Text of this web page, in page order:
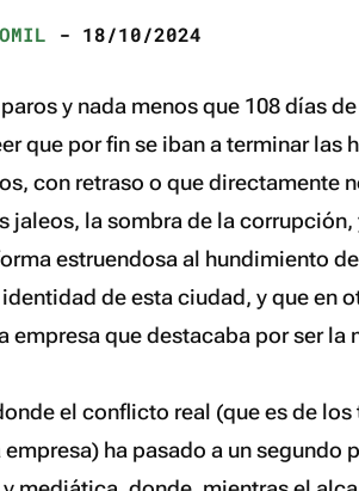
- 18/10/2024
y nada menos que 108 días
que por fin se iban a terminar las
con retraso o que directamente
jaleos, la sombra de la corrupción,
estruendosa al hundimiento
de esta ciudad, y que en
empresa que destacaba por ser la
el conflicto real (que es de
ha pasado a un segundo